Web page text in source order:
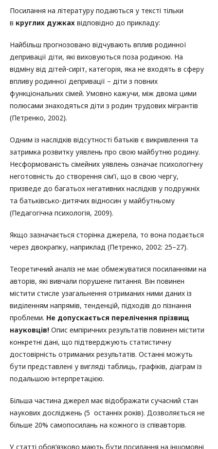
Посилання на літературу подаються у тексті тільки
в круглих дужках відповідно до прикладу:
Найбільш прогнозовано відчувають вплив родинної
депривації діти, які виховуються поза родиною. На
відміну від дітей-сиріт, категорія, яка не входять в сферу
впливу родинної депривації – діти з повних
функціональних сімей. Умовно кажучи, між двома цими
полюсами знаходяться діти з родин трудових мігрантів
(Петренко, 2002).
Одним із наслідків відсутності батьків є викривлення та
затримка розвитку уявлень про свою майбутню родину.
Несформованість сімейних уявлень означає психологічну
неготовність до створення сім’ї, що в свою чергу,
призведе до багатьох негативних наслідків у подружніх
та батьківсько-дитячих відносин у майбутньому
(Педагогічна психологія, 2009).
Якщо зазначається сторінка джерела, то вона подається
через двокрапку, наприклад (Петренко, 2002: 25–27).
Теоретичний аналіз не має обмежуватися посиланнями на
авторів, які вивчали порушене питання. Він повинен
містити стисле узагальнення отриманих ними даних із
виділенням напрямів, тенденцій, підходів до пізнання
проблеми. Не допускається перелічення прізвищ
науковців! Опис емпіричних результатів повинен містити
конкретні дані, що підтверджують статистичну
достовірність отриманих результатів. Оcтанні можуть
бути представлені у вигляді таблиць, графіків, діаграм із
подальшою інтерпретацією.
Більша частина джерел має відображати сучасний стан
наукових досліджень (5 останніх років). Дозволяється не
більше 20% самопосилань на кожного із співавторів.
У статті обов’язково мають бути посилання на іншомовні